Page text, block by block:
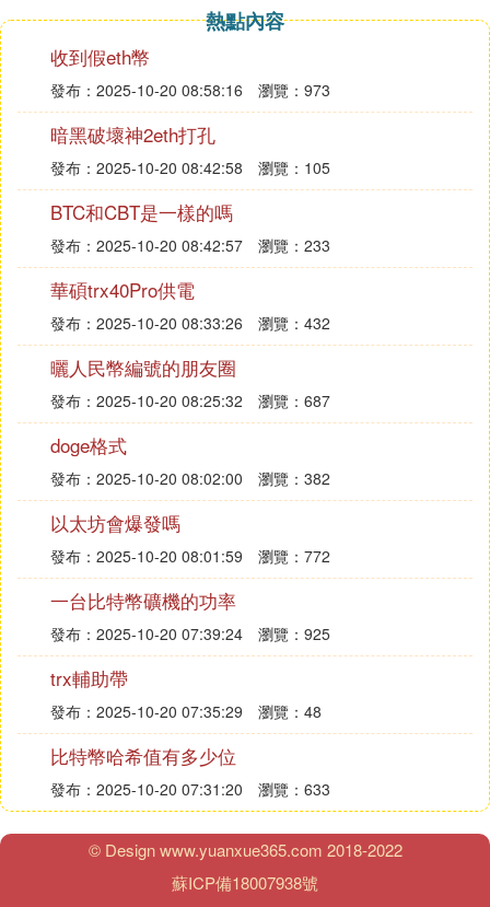
一、數字貨幣概念股大全
飛天誠信（300386）
項目：與布比網路在區塊鏈技術領域達成戰略合
作，發布新一代數字貨幣冷錢包硬體產品JuBite
r blade，為區塊鏈數字貨幣領域提供更高的安
全性。
數字認證（300579）
項目：對數字貨幣相關的一些密碼技術進行研
究。
華力創通（300045）
項目：東湖科技金融研究院准備開展數字貨幣相
關領域的研究。
四方精創（300468）
項目 ：已具備數字錢包的技術儲備，並通過全資
子公司深圳前海樂尋坊區塊鏈科技有限公司對社
區類數字通證的應用進行深入探索。
高偉達（300465）
項目：已有數字貨幣技術儲備。
聚龍股份（300202）
項目：對數字貨幣業務的發展保持高度關注，並
在數字貨幣的應用推廣方向做了相關預研項目的
儲備。
智度股份（000676）
項目：參股區塊鏈數字貨幣獨角獸公司比特大
陸。
匯金股份（300368）
熱點內容
收到假eth幣
發布：2025-10-20 08:58:16 瀏覽：973
暗黑破壞神2eth打孔
發布：2025-10-20 08:42:58 瀏覽：105
BTC和CBT是一樣的嗎
發布：2025-10-20 08:42:57 瀏覽：233
華碩trx40Pro供電
發布：2025-10-20 08:33:26 瀏覽：432
曬人民幣編號的朋友圈
發布：2025-10-20 08:25:32 瀏覽：687
doge格式
發布：2025-10-20 08:02:00 瀏覽：382
以太坊會爆發嗎
發布：2025-10-20 08:01:59 瀏覽：772
一台比特幣礦機的功率
發布：2025-10-20 07:39:24 瀏覽：925
trx輔助帶
發布：2025-10-20 07:35:29 瀏覽：48
比特幣哈希值有多少位
發布：2025-10-20 07:31:20 瀏覽：633
© Design www.yuanxue365.com 2018-2022
蘇ICP備18007938號